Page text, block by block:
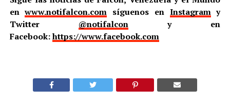
enwww.notifalcon.com síguenos en Instagramy
Twitter @notifalcony en
Facebook:https://www.facebook.com